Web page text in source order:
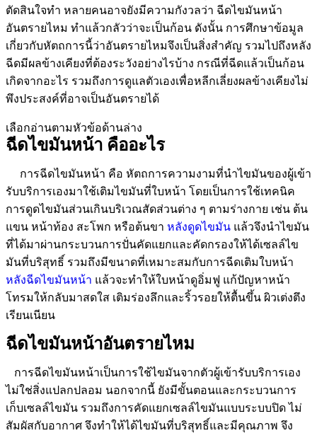
ตัดสินใจทำ หลายคนอาจยังมีความกังวลว่า ฉีดไขมันหน้า
อันตรายไหม ทำแล้วกลัวว่าจะเป็นก้อน ดังนั้น การศึกษาข้อมูล
เกี่ยวกับหัตถการนี้ว่าอันตรายไหมจึงเป็นสิ่งสำคัญ รวมไปถึงหลัง
ฉีดมีผลข้างเคียงที่ต้องระวังอย่างไรบ้าง กรณีที่ฉีดแล้วเป็นก้อน
เกิดจากอะไร รวมถึงการดูแลตัวเองเพื่อหลีกเลี่ยงผลข้างเคียงไม่
พึงประสงค์ที่อาจเป็นอันตรายได้
เลือกอ่านตามหัวข้อด้านล่าง
ฉีดไขมันหน้า คืออะไร
การฉีดไขมันหน้า คือ หัตถการความงามที่นำไขมันของผู้เข้า
รับบริการเองมาใช้เติมไขมันที่ใบหน้า โดยเป็นการใช้เทคนิค
การดูดไขมันส่วนเกินบริเวณสัดส่วนต่าง ๆ ตามร่างกาย เช่น ต้น
แขน หน้าท้อง สะโพก หรือต้นขา หลังดูดไขมัน แล้วจึงนำไขมัน
ที่ได้มาผ่านกระบวนการปั่นคัดแยกและคัดกรองให้ได้เซลล์ไข
มันที่บริสุทธิ์ รวมถึงมีขนาดที่เหมาะสมกับการฉีดเติมใบหน้า
หลังฉีดไขมันหน้า แล้วจะทำให้ใบหน้าดูอิ่มฟู แก้ปัญหาหน้า
โทรมให้กลับมาสดใส เติมร่องลึกและริ้วรอยให้ตื้นขึ้น ผิวเต่งตึง
เรียนเนียน
ฉีดไขมันหน้าอันตรายไหม
การฉีดไขมันหน้าเป็นการใช้ไขมันจากตัวผู้เข้ารับบริการเอง
ไม่ใช่สิ่งแปลกปลอม นอกจากนี้ ยังมีขั้นตอนและกระบวนการ
เก็บเซลล์ไขมัน รวมถึงการคัดแยกเซลล์ไขมันแบบระบบปิด ไม่
สัมผัสกับอากาศ จึงทำให้ได้ไขมันที่บริสุทธิ์และมีคุณภาพ จึง